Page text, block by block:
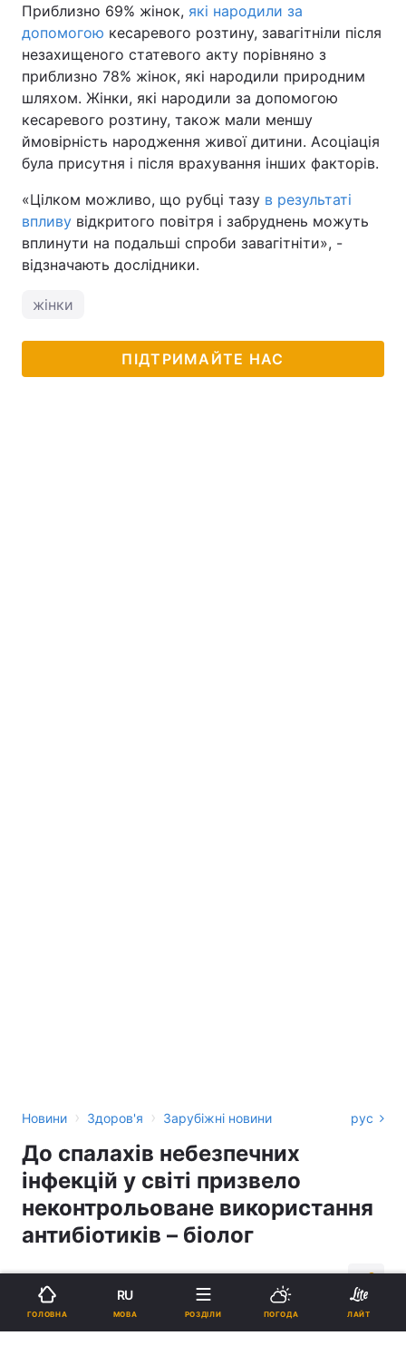
Приблизно 69% жінок, які народили за
допомогою кесаревого розтину, завагітніли після
незахищеного статевого акту порівняно з
приблизно 78% жінок, які народили природним
шляхом. Жінки, які народили за допомогою
кесаревого розтину, також мали меншу
ймовірність народження живої дитини. Асоціація
була присутня і після врахування інших факторів.
«Цілком можливо, що рубці тазу в результаті
впливу відкритого повітря і забруднень можуть
вплинути на подальші спроби завагітніти», -
відзначають дослідники.
жінки
ПІДТРИМАЙТЕ НАС
Новини › Здоров'я › Зарубіжні новини рус
До спалахів небезпечних
інфекцій у світі призвело
неконтрольоване використання
антибіотиків – біолог
Підпишіться на нас в Google
ГОЛОВНА
RU
МОВА РОЗДІЛИ ПОГОДА ЛАЙТ